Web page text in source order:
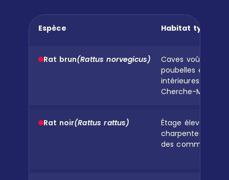
Espèce Habitat typique
Rat brun(Rattus norvegicus)
Caves voûtées,
poubelles en
intérieures
Cherche-Midi)
Rat noir(Rattus rattus)
Étage élevé,
charpentes,
des commerces